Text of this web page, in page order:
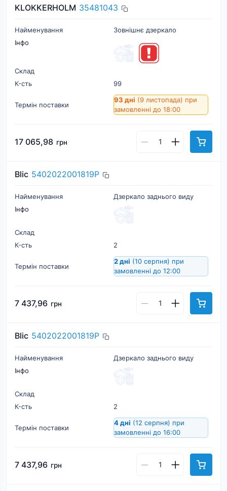
KLOKKERHOLM 35481043
Найменування
Зовнішнє дзеркало
Інфо
Склад
К-cть
99
Термін поставки
93 дні (9 листопада) при
замовленні до 18:00
17 065,98 грн
Blic 5402022001819P
Найменування
Дзеркало заднього виду
Інфо
Склад
К-cть
2
Термін поставки
2 дні (10 серпня) при
замовленні до 12:00
7 437,96 грн
Blic 5402022001819P
Найменування
Дзеркало заднього виду
Інфо
Склад
К-cть
2
Термін поставки
4 дні (12 серпня) при
замовленні до 16:00
7 437,96 грн